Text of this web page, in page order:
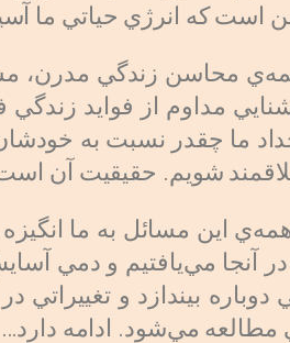
است كه انرژي حياتي ما
محاسن زندگي مدرن،
مداوم از فوايد
ما چقدر نسبت به
شويم. حقيقيت آن
اين مسائل به ما
آنجا مي‌يافتيم و دمي
دوباره بيندازد و
مي‌شود. ادامه دارد…